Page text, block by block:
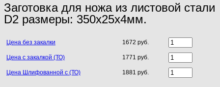
Заготовка для ножа из листовой стали
D2 размеры: 350х25х4мм.
Цена без закалки 1672 руб.
Цена с закалкой (ТО) 1771 руб.
Цена Шлифованной с (ТО) 1881 руб.